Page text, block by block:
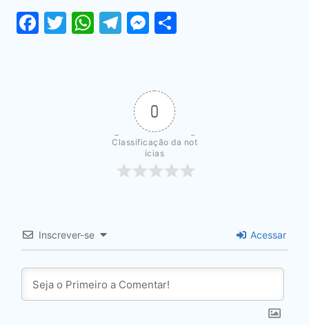
Facebook
Twitter
WhatsApp
Telegram
Messenger
0
Classificação da not
ícias
Inscrever-se Acessar